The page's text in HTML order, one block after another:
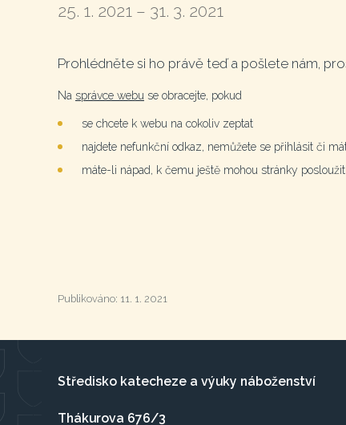
25. 1. 2021 – 31. 3. 2021
Prohlédněte si ho právě teď a pošlete nám,
Na správce webu se obracejte, pokud
se chcete k webu na cokoliv zeptat
najdete nefunkční odkaz, nemůžete se přihlásit či
máte-li nápad, k čemu ještě mohou stránky
Publikováno: 11. 1. 2021
Středisko katecheze a výuky náboženství
Thákurova 676/3